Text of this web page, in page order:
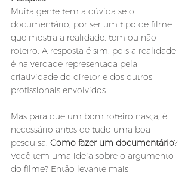
Muita gente tem a dúvida se o
documentário, por ser um tipo de filme
que mostra a realidade, tem ou não
roteiro. A resposta é sim, pois a realidade
é na verdade representada pela
criatividade do diretor e dos outros
profissionais envolvidos.
Mas para que um bom roteiro nasça, é
necessário antes de tudo uma boa
pesquisa. Como fazer um documentário?
Você tem uma ideia sobre o argumento
do filme? Então levante mais